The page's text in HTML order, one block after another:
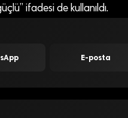
ifadesi de kullanıldı.
E-posta